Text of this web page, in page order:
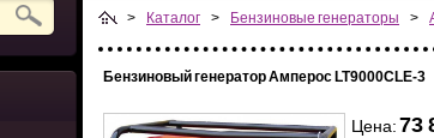
> Каталог > Бензиновые генераторы >
Бензиновый генератор Амперос LT9000СLE-3
Цена:73